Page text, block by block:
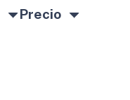
Precio